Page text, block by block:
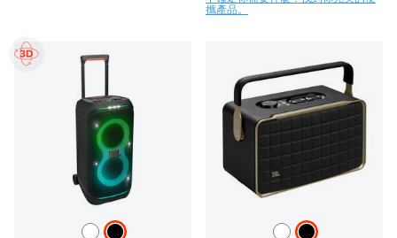
攜產品。